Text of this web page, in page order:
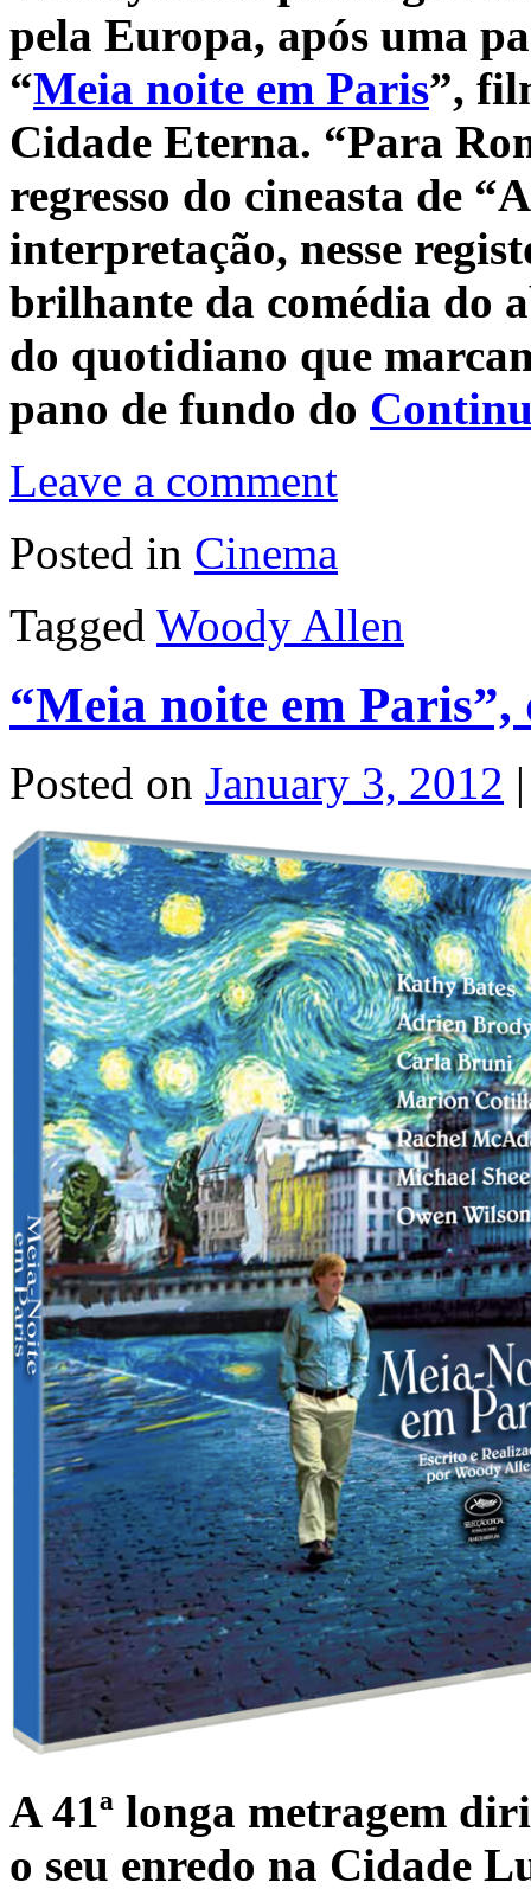
pela Europa, após uma
“Meia noite em Paris”,
Cidade Eterna. “Para
regresso do cineasta de
interpretação, nesse
brilhante da comédia do
do quotidiano que
pano de fundo do
Leave a comment
Posted in Cinema
Tagged Woody Allen
“Meia noite em
Posted on January 3, 2012 |
A 41ª longa metragem
o seu enredo na Cidade